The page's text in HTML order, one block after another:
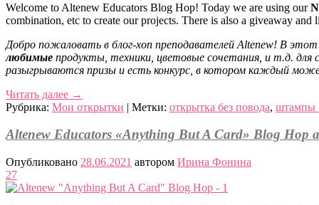
Welcome to Altenew Educators Blog Hop! Today we are using our
combination, etc to create our projects. There is also a giveaway
Добро пожаловать в блог-хоп преподавателей Altenew! В
любимые продукты, техники, цветовые сочетания, и т.д. для
разыгрываются призы и есть конкурс, в котором каждый
Читать далее →
Рубрика: Мои открытки | Метки: открытка без повода, штампы
Altenew Educators «Anything But A Card» Blog Hop
Опубликовано 28.06.2021 автором Ирина Фонина
27